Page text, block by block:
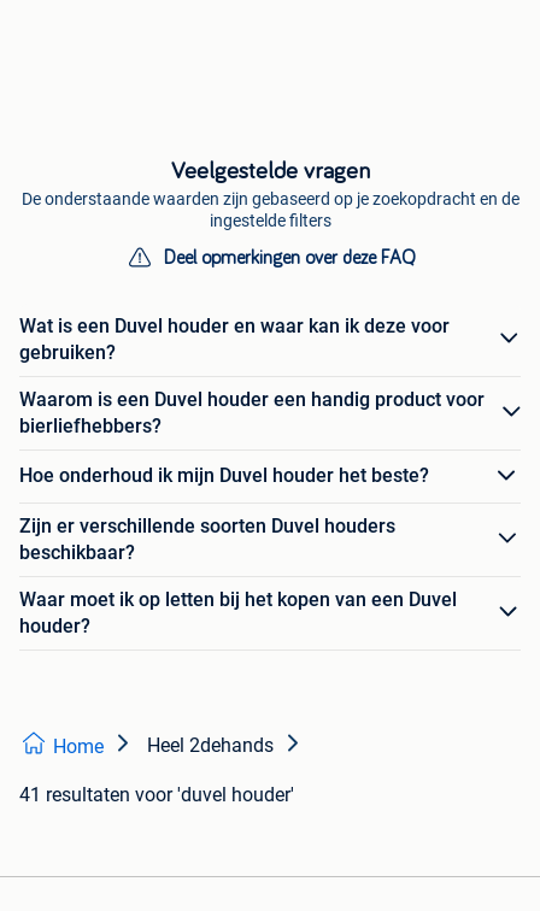
Veelgestelde vragen
De onderstaande waarden zijn gebaseerd op je zoekopdracht en de
ingestelde filters
Deel opmerkingen over deze FAQ
Wat is een Duvel houder en waar kan ik deze voor
gebruiken?
Waarom is een Duvel houder een handig product voor
bierliefhebbers?
Hoe onderhoud ik mijn Duvel houder het beste?
Zijn er verschillende soorten Duvel houders
beschikbaar?
Waar moet ik op letten bij het kopen van een Duvel
houder?
Home Heel 2dehands
41 resultaten voor 'duvel houder'